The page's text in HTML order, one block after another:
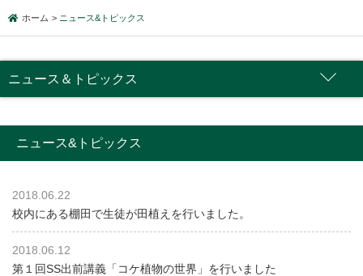
ホーム ニュース&トピックス
ニュース＆トピックス
ニュース&トピックス
2018.06.22
校内にある棚田で生徒が田植えを行いました。
2018.06.12
第１回SS出前講義「コケ植物の世界」を行いました